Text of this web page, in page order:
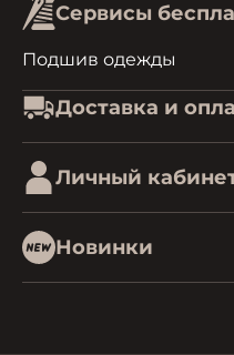
Сервисы
Подшив одежды
Доставка и
Личный
Новинки